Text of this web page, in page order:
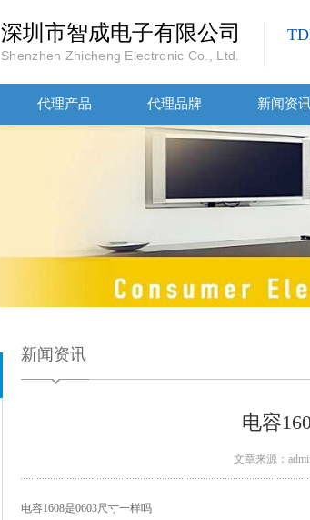
深圳市智成电子有限公司
Shenzhen Zhicheng Electronic Co., Ltd.
代理产品 代理品牌 新闻资
新闻资讯
电容
文章来源：
电容1608是0603尺寸一样吗